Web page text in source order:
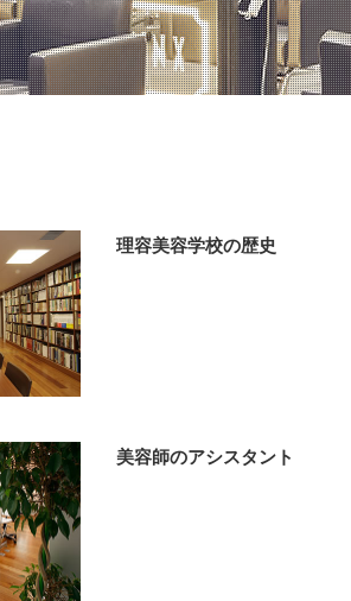
理容美容学校の歴史
美容師のアシスタント